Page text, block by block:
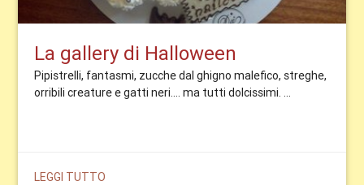
La gallery di Halloween
Pipistrelli, fantasmi, zucche dal ghigno malefico, streghe,
orribili creature e gatti neri.... ma tutti dolcissimi. ...
LEGGI TUTTO